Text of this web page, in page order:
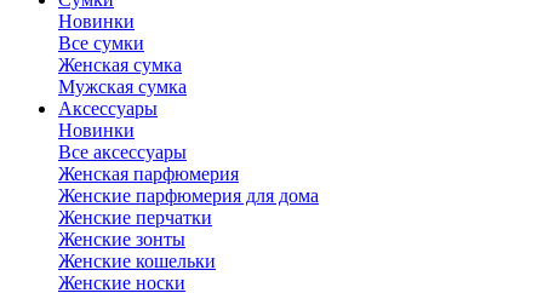
Новинки
Все сумки
Женская сумка
Мужская сумка
Аксессуары
Новинки
Все аксессуары
Женская парфюмерия
Женские парфюмерия для дома
Женские перчатки
Женские зонты
Женские кошельки
Женские носки